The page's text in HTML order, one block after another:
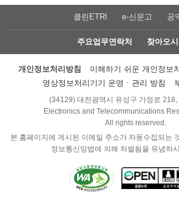
클린ETRI e-신문고 공
주요업무연락처 찾아오
개인정보처리방침 이해하기 쉬운 개인정보
영상정보처리기기 운영ㆍ관리 방침
(34129) 대전광역시 유성구 가정로 218,
Electronics and Telecommunications
All rights reserved.
본 홈페이지에 게시된 이메일 주소가 자동수집되는
정보통신망법에 의해 처벌됨을 유념하